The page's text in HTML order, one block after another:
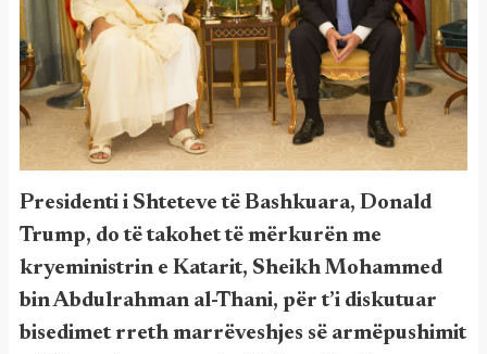
Presidenti i Shteteve të Bashkuara, Donald
Trump, do të takohet të mërkurën me
kryeministrin e Katarit, Sheikh Mohammed
bin Abdulrahman al-Thani, për t’i diskutuar
bisedimet rreth marrëveshjes së armëpushimit